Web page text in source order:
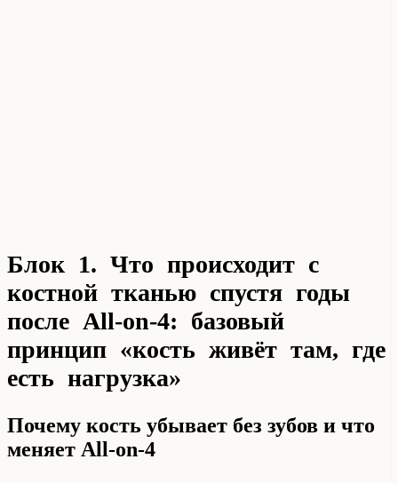
Блок 1. Что происходит с
костной тканью спустя годы
после All-on-4: базовый
принцип «кость живёт там, где
есть нагрузка»
Почему кость убывает без зубов и что
меняет All-on-4